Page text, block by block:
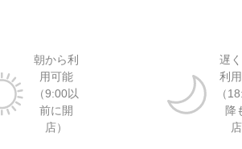
朝から利
用可能
（9:00以
前に開
店）
遅
利
（
降
店